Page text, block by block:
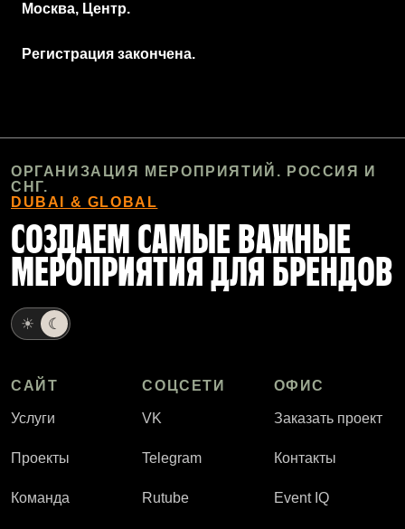
Москва, Центр.
Регистрация закончена.
ОРГАНИЗАЦИЯ МЕРОПРИЯТИЙ. РОССИЯ И
СНГ.
DUBAI & GLOBAL
СОЗДАЕМ САМЫЕ ВАЖНЫЕ
МЕРОПРИЯТИЯ ДЛЯ БРЕНДОВ
☀ ☾
САЙТ
Услуги
Проекты
Команда
СОЦСЕТИ
VK
Telegram
Rutube
ОФИС
Заказать проект
Контакты
Event IQ